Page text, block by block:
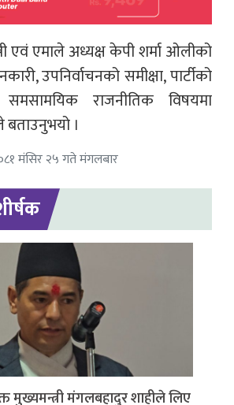
एवं एमाले अध्यक्ष केपी शर्मा ओलीको
उपनिर्वाचनको समीक्षा, पार्टीको
राजनीतिक विषयमा
।
मंसिर २५ गते मंगलबार
मुख्यमन्त्री मंगलबहादुर शाहीले लिए